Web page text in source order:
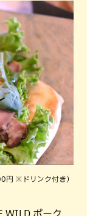
円 ※ドリンク付き）
WILD ポーク